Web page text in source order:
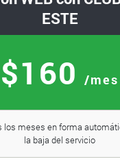
ESTE
$160 /mes
los meses en forma
la baja del servicio